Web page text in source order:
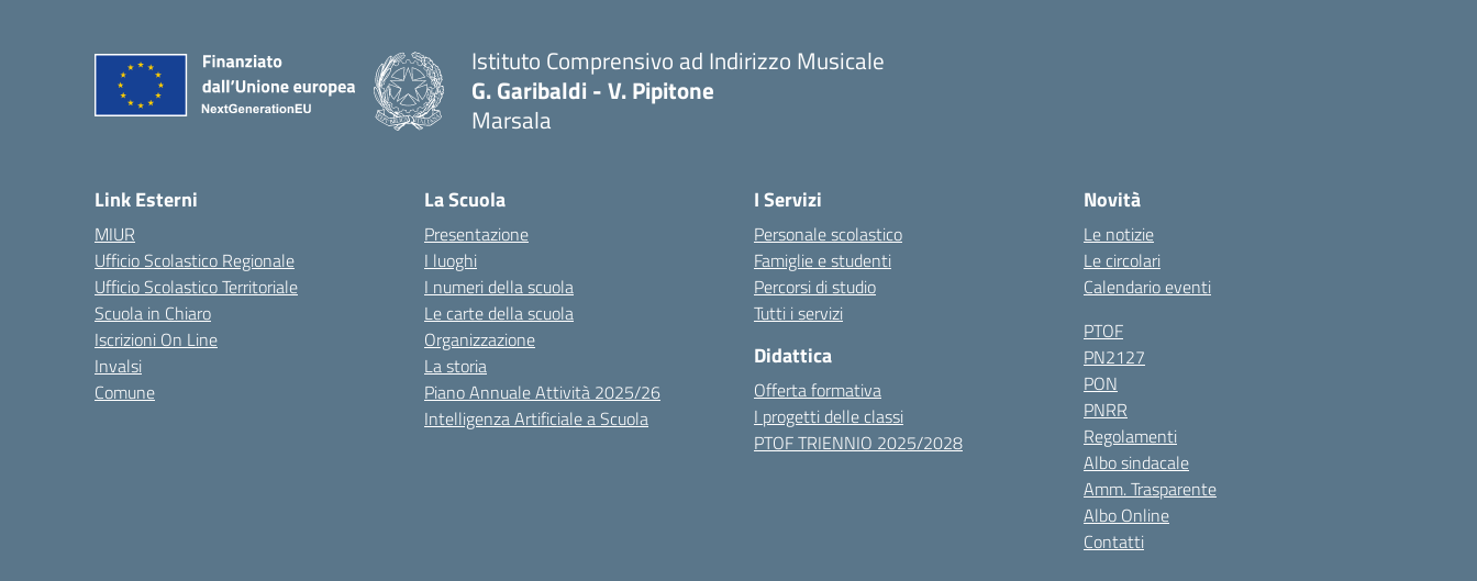
Istituto Comprensivo ad Indirizzo Musicale
G. Garibaldi - V. Pipitone
Marsala
Link Esterni
MIUR
Ufficio Scolastico Regionale
Ufficio Scolastico Territoriale
Scuola in Chiaro
Iscrizioni On Line
Invalsi
Comune
La Scuola
Presentazione
I luoghi
I numeri della scuola
Le carte della scuola
Organizzazione
La storia
Piano Annuale Attività 2025/26
Intelligenza Artificiale a Scuola
I Servizi
Personale scolastico
Famiglie e studenti
Percorsi di studio
Tutti i servizi
Didattica
Offerta formativa
I progetti delle classi
PTOF TRIENNIO 2025/2028
Novità
Le notizie
Le circolari
Calendario eventi
PTOF
PN2127
PON
PNRR
Regolamenti
Albo sindacale
Amm. Trasparente
Albo Online
Contatti